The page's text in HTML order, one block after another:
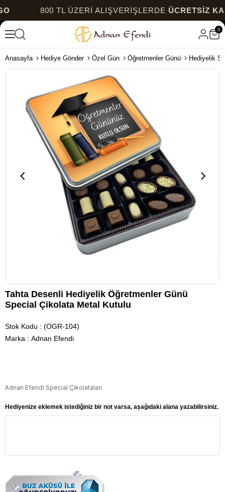
800 TL ÜZERİ ALIŞVERİŞLERDEÜCRETSİZ KARGO
0
Anasayfa Hediye Gönder Özel Gün Öğretmenler Günü Hediyelik
Tahta Desenli Hediyelik Öğretmenler Günü
Special Çikolata Metal Kutulu
Stok Kodu
(OGR-104)
Marka : Adnan Efendi
Adnan Efendi Special Çikolataları
Hediyenize eklemek istediğiniz bir not varsa, aşağıdaki alana yazabilirsiniz.